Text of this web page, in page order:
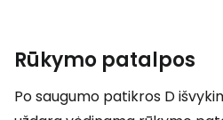
Rūkymo patalpos
Po saugumo patikros D